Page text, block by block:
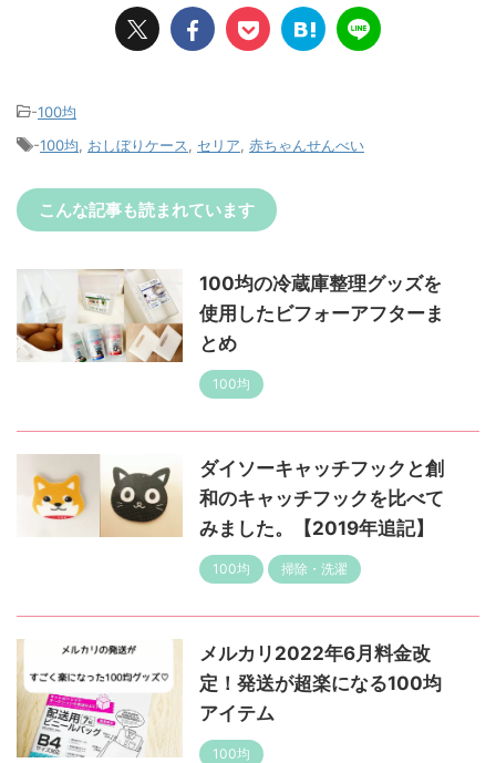
-100均
-100均 おしぼりケース セリア 赤ちゃんせんべい
こんな記事も読まれています
100均の冷蔵庫整理グッズを
使用したビフォーアフターま
とめ
100均
ダイソーキャッチフックと創
和のキャッチフックを比べて
みました。【2019年追記】
100均 掃除・洗濯
メルカリ2022年6月料金改
定！発送が超楽になる100均
アイテム
100均